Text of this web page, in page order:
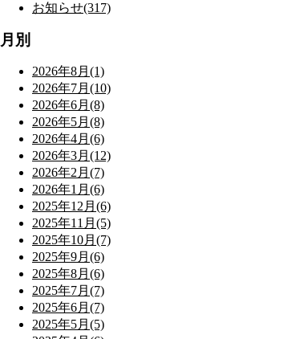
お知らせ(317)
月別
2026年8月(1)
2026年7月(10)
2026年6月(8)
2026年5月(8)
2026年4月(6)
2026年3月(12)
2026年2月(7)
2026年1月(6)
2025年12月(6)
2025年11月(5)
2025年10月(7)
2025年9月(6)
2025年8月(6)
2025年7月(7)
2025年6月(7)
2025年5月(5)